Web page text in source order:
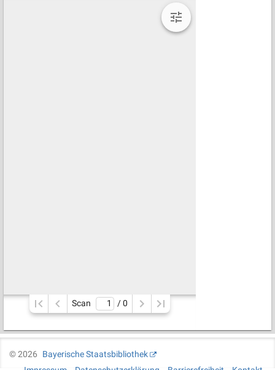
Scan / 0
©2026
Bayerische Staatsbibliothek